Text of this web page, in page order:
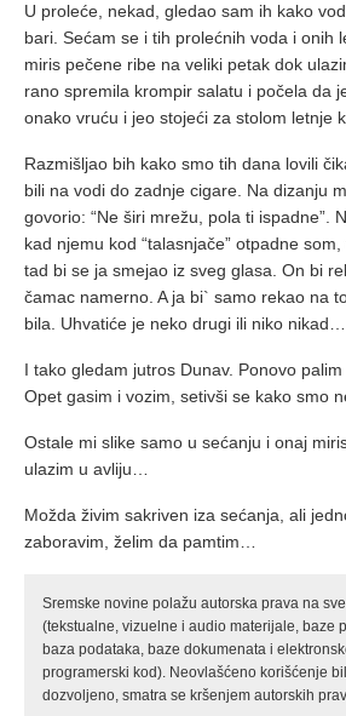
U proleće, nekad, gledao sam ih kako
bari. Sećam se i tih prolećnih voda i onih
miris pečene ribe na veliki petak dok
rano spremila krompir salatu i počela da
onako vruću i jeo stojeći za stolom letnje
Razmišljao bih kako smo tih dana lovili
bili na vodi do zadnje cigare. Na dizanju
govorio: “Ne širi mrežu, pola ti ispadne”.
kad njemu kod “talasnjače” otpadne
tad bi se ja smejao iz sveg glasa. On bi
čamac namerno. A ja bi` samo rekao na
bila. Uhvatiće je neko drugi ili niko nikad…
I tako gledam jutros Dunav. Ponovo
Opet gasim i vozim, setivši se kako smo
Ostale mi slike samo u sećanju i onaj
ulazim u avliju…
Možda živim sakriven iza sećanja, ali
zaboravim, želim da pamtim…
Sremske novine polažu autorska prava na
(tekstualne, vizuelne i audio materijale, baze
baza podataka, baze dokumenata i
programerski kod). Neovlašćeno korišćenje
dozvoljeno, smatra se kršenjem autorskih